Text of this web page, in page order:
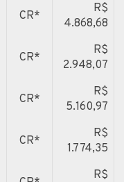
CR*
R$
4.868,68
CR*
R$
2.948,07
CR*
R$
5.160,97
CR*
R$
1.774,35
R$